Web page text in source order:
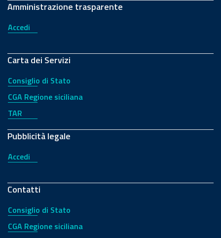
Amministrazione trasparente
Accedi
Carta dei Servizi
Consiglio di Stato
CGA Regione siciliana
TAR
Pubblicità legale
Accedi
Contatti
Consiglio di Stato
CGA Regione siciliana